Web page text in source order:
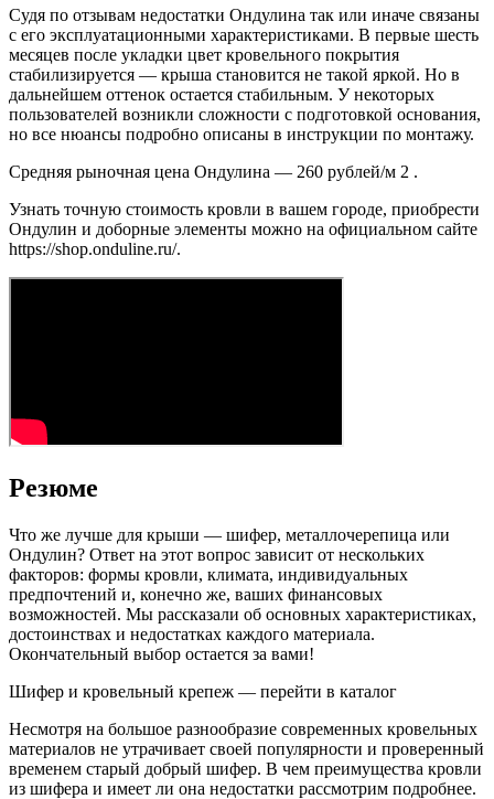
Судя по отзывам недостатки Ондулина так или иначе связаны
с его эксплуатационными характеристиками. В первые шесть
месяцев после укладки цвет кровельного покрытия
стабилизируется — крыша становится не такой яркой. Но в
дальнейшем оттенок остается стабильным. У некоторых
пользователей возникли сложности с подготовкой основания,
но все нюансы подробно описаны в инструкции по монтажу.
Средняя рыночная цена Ондулина — 260 рублей/м 2 .
Узнать точную стоимость кровли в вашем городе, приобрести
Ондулин и доборные элементы можно на официальном сайте
https://shop.onduline.ru/.
Резюме
Что же лучше для крыши — шифер, металлочерепица или
Ондулин? Ответ на этот вопрос зависит от нескольких
факторов: формы кровли, климата, индивидуальных
предпочтений и, конечно же, ваших финансовых
возможностей. Мы рассказали об основных характеристиках,
достоинствах и недостатках каждого материала.
Окончательный выбор остается за вами!
Шифер и кровельный крепеж — перейти в каталог
Несмотря на большое разнообразие современных кровельных
материалов не утрачивает своей популярности и проверенный
временем старый добрый шифер. В чем преимущества кровли
из шифера и имеет ли она недостатки рассмотрим подробнее.